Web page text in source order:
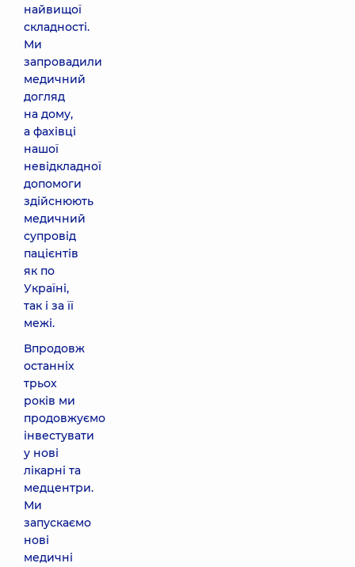
найвищої
складності.
Ми
запровадили
медичний
догляд
на дому,
а фахівці
нашої
невідкладної
допомоги
здійснюють
медичний
супровід
пацієнтів
як по
Україні,
так і за її
межі.
Впродовж
останніх
трьох
років ми
продовжуємо
інвестувати
у нові
лікарні та
медцентри.
Ми
запускаємо
нові
медичні